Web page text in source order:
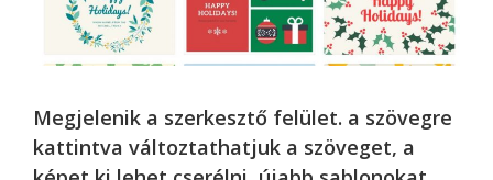
Megjelenik a szerkesztő felület. a szövegre
kattintva változtathatjuk a szöveget, a